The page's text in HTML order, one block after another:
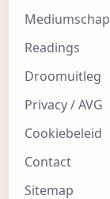
Mediumschap
Readings
Droomuitleg
Privacy / AVG
Cookiebeleid
Contact
Sitemap